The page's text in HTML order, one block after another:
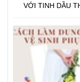
VỚI TINH DẦU